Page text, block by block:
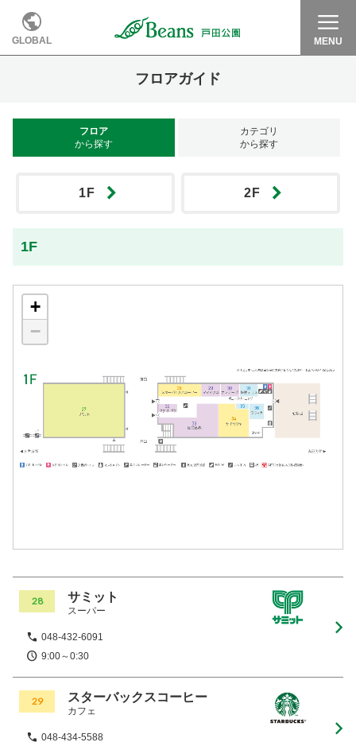
GLOBAL MENU
フロアガイド
フロア
から探す
カテゴリ
から探す
1F 2F
1F
+
−
28 サミット
スーパー
048-432-6091
9:00～0:30
29 スターバックスコーヒー
カフェ
048-434-5588